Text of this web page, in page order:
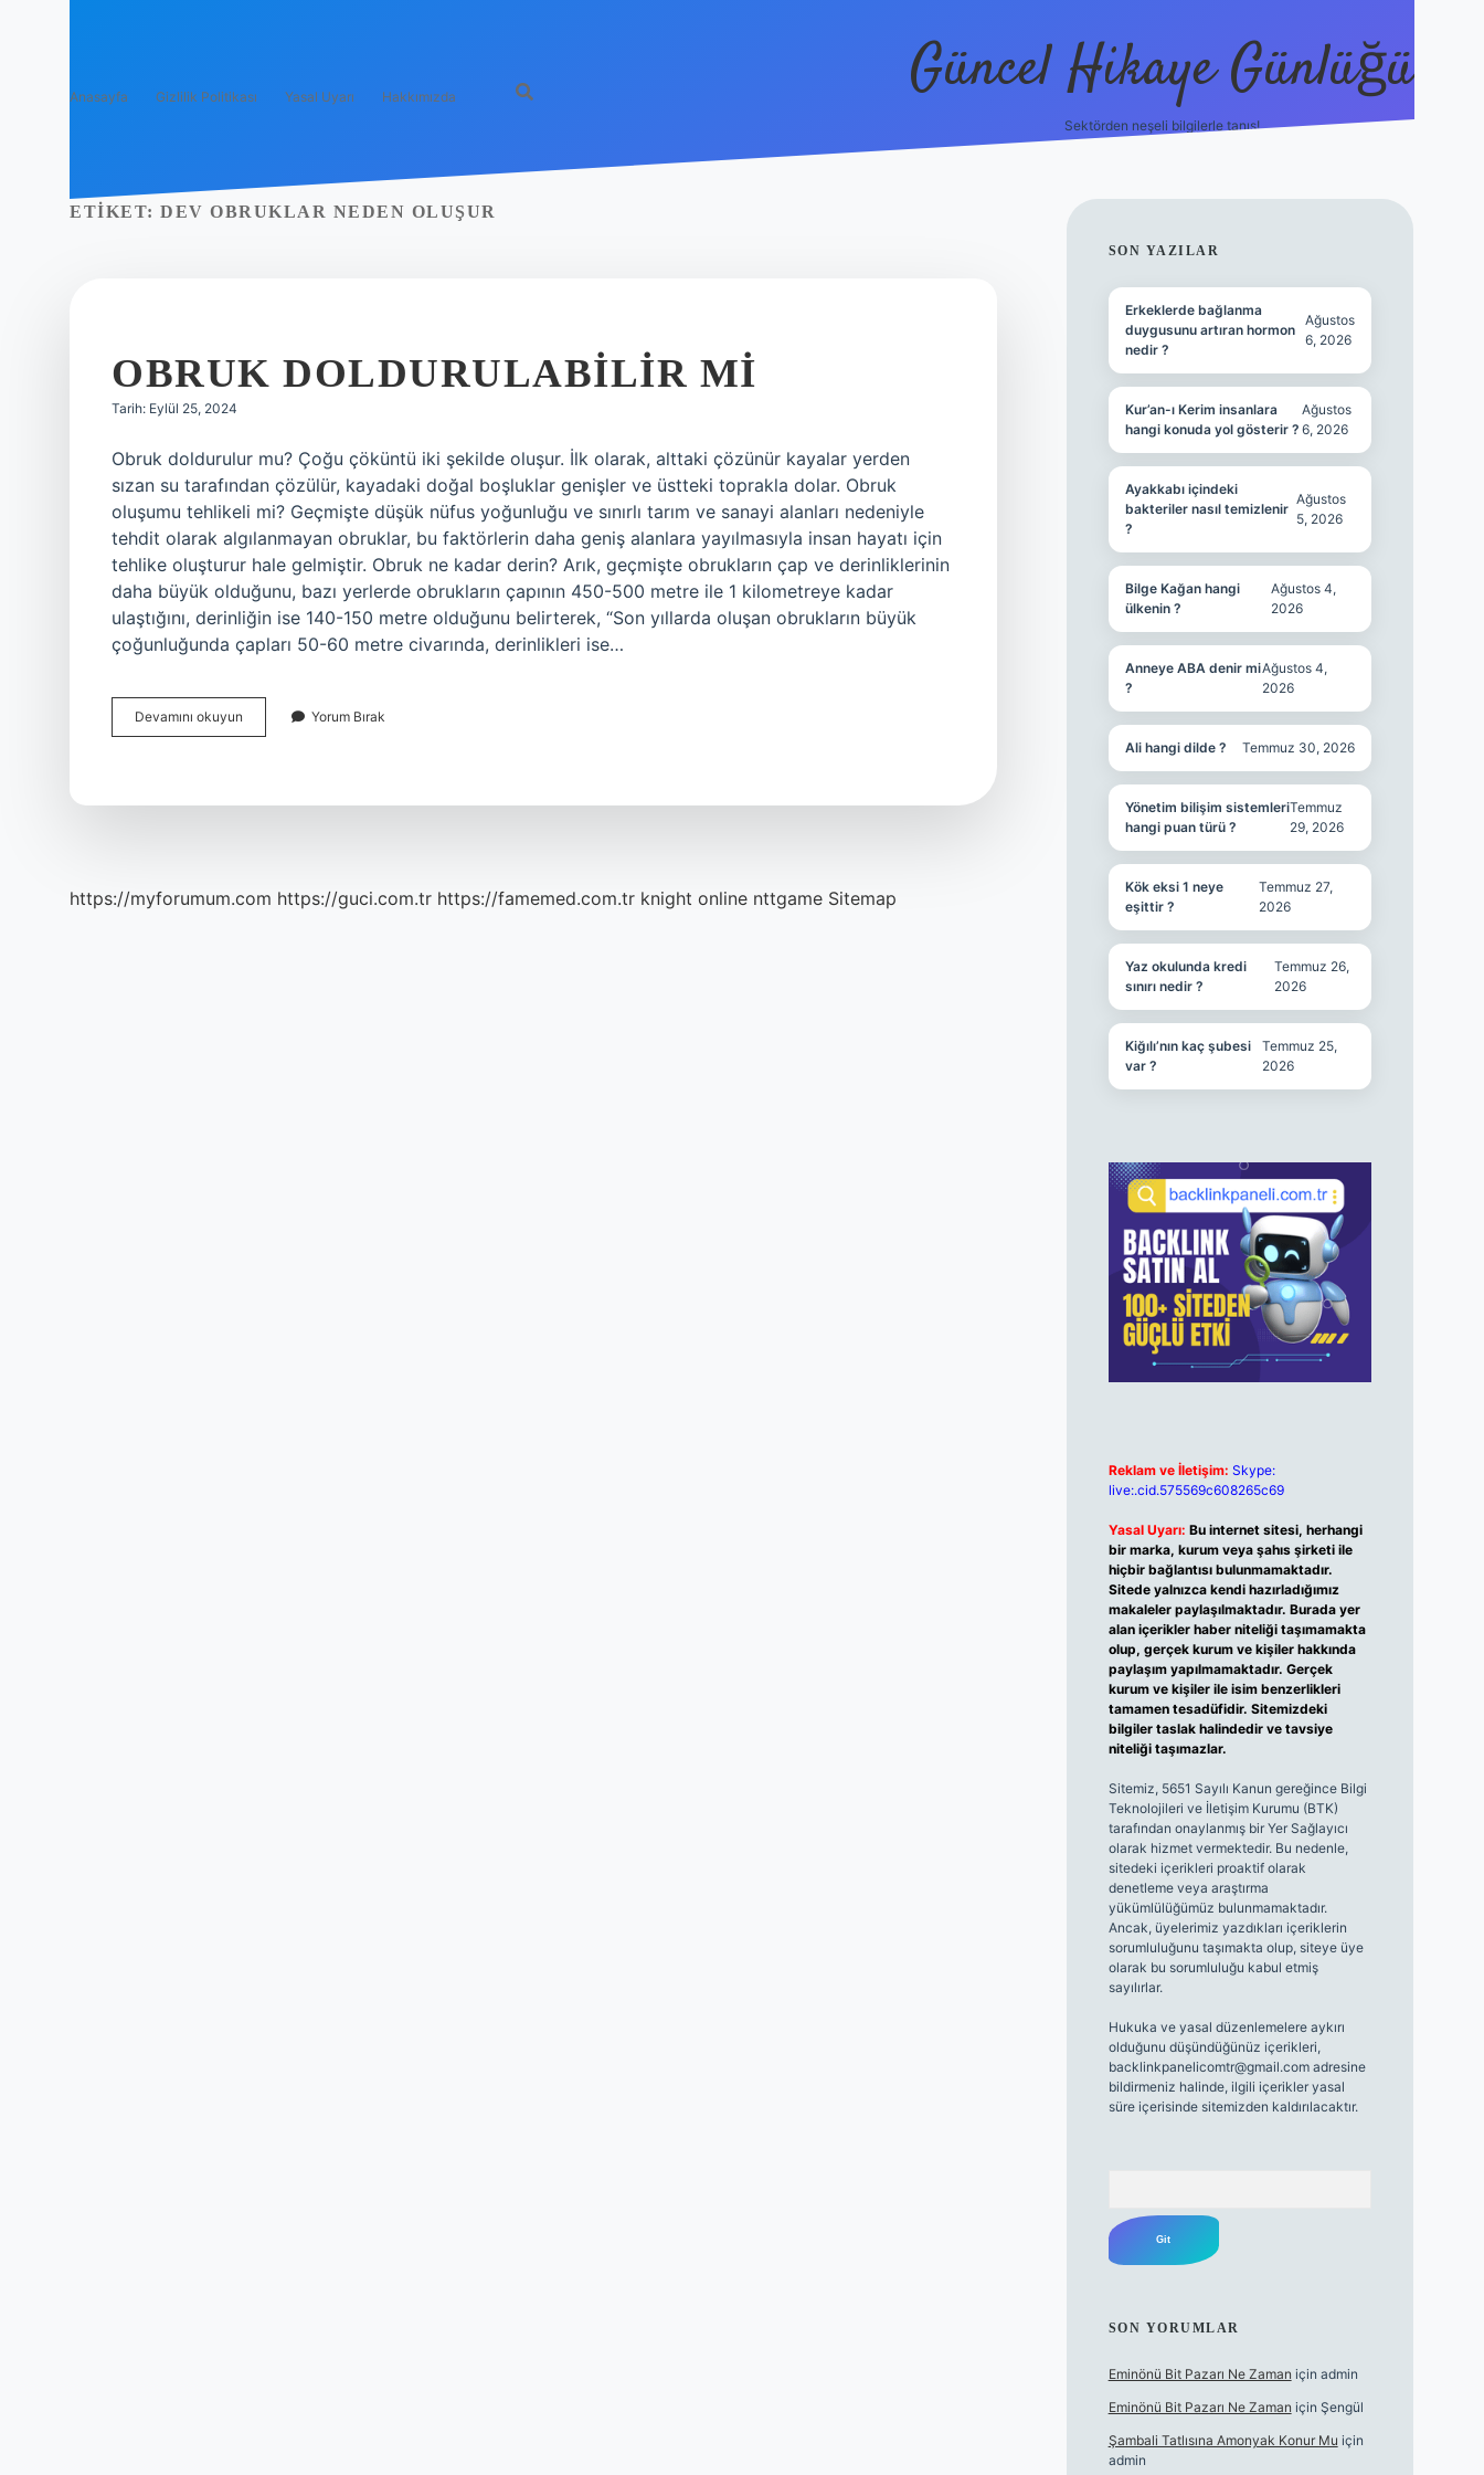
Anasayfa Gizlilik Politikası Yasal Uyarı Hakkımızda Güncel Hikaye Günlüğü
Sektörden neşeli bilgilerle tanış!
ETIKET: DEV OBRUKLAR NEDEN OLUŞUR
OBRUK DOLDURULABILIR MI
Tarih: Eylül 25, 2024
Obruk doldurulur mu? Çoğu çöküntü iki şekilde oluşur. İlk olarak, alttaki çözünür kayalar yerden
sızan su tarafından çözülür, kayadaki doğal boşluklar genişler ve üstteki toprakla dolar. Obruk
oluşumu tehlikeli mi? Geçmişte düşük nüfus yoğunluğu ve sınırlı tarım ve sanayi alanları nedeniyle
tehdit olarak algılanmayan obruklar, bu faktörlerin daha geniş alanlara yayılmasıyla insan hayatı için
tehlike oluşturur hale gelmiştir. Obruk ne kadar derin? Arık, geçmişte obrukların çap ve derinliklerinin
daha büyük olduğunu, bazı yerlerde obrukların çapının 450-500 metre ile 1 kilometreye kadar
ulaştığını, derinliğin ise 140-150 metre olduğunu belirterek, “Son yıllarda oluşan obrukların büyük
çoğunluğunda çapları 50-60 metre civarında, derinlikleri ise…
Devamını okuyun
Doldurulabilir
Yorum Bırak
https://myforumum.com https://guci.com.tr https://famemed.com.tr knight online nttgame Sitemap
SIDEBAR
SON YAZILAR
Erkeklerde bağlanma
duygusunu artıran hormon
nedir ?
Ağustos
6, 2026
Kur’an-ı Kerim insanlara
hangi konuda yol gösterir ?
Ağustos
6, 2026
Ayakkabı içindeki
bakteriler nasıl temizlenir
?
Ağustos
5, 2026
Bilge Kağan hangi
ülkenin ?
Ağustos 4,
2026
Anneye ABA denir mi
?
Ağustos 4,
2026
Ali hangi dilde ? Temmuz 30, 2026
Yönetim bilişim sistemleri
hangi puan türü ?
Temmuz
29, 2026
Kök eksi 1 neye
eşittir ?
Temmuz 27,
2026
Yaz okulunda kredi
sınırı nedir ?
Temmuz 26,
2026
Kiğılı’nın kaç şubesi
var ?
Temmuz 25,
2026
Reklam ve İletişim: Skype:
live:.cid.575569c608265c69
Yasal Uyarı: Bu internet sitesi, herhangi
bir marka, kurum veya şahıs şirketi ile
hiçbir bağlantısı bulunmamaktadır.
Sitede yalnızca kendi hazırladığımız
makaleler paylaşılmaktadır. Burada yer
alan içerikler haber niteliği taşımamakta
olup, gerçek kurum ve kişiler hakkında
paylaşım yapılmamaktadır. Gerçek
kurum ve kişiler ile isim benzerlikleri
tamamen tesadüfidir. Sitemizdeki
bilgiler taslak halindedir ve tavsiye
niteliği taşımazlar.
Sitemiz, 5651 Sayılı Kanun gereğince Bilgi
Teknolojileri ve İletişim Kurumu (BTK)
tarafından onaylanmış bir Yer Sağlayıcı
olarak hizmet vermektedir. Bu nedenle,
sitedeki içerikleri proaktif olarak
denetleme veya araştırma
yükümlülüğümüz bulunmamaktadır.
Ancak, üyelerimiz yazdıkları içeriklerin
sorumluluğunu taşımakta olup, siteye üye
olarak bu sorumluluğu kabul etmiş
sayılırlar.
Hukuka ve yasal düzenlemelere aykırı
olduğunu düşündüğünüz içerikleri,
backlinkpanelicomtr@gmail.comadresine
bildirmeniz halinde, ilgili içerikler yasal
süre içerisinde sitemizden kaldırılacaktır.
SON YORUMLAR
Eminönü Bit Pazarı Ne Zaman için admin
Eminönü Bit Pazarı Ne Zaman için Şengül
Şambali Tatlısına Amonyak Konur Mu için
admin
https://